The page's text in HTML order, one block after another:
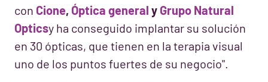
con Cione, Óptica general y Grupo Natural
Opticsy ha conseguido implantar su solución
en 30 ópticas, que tienen en la terapia visual
uno de los puntos fuertes de su negocio".